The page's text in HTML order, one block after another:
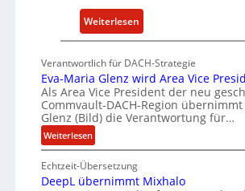
e
t
w
i
c
k
e
R
Weiterlesen
P
W
-
U
n
e
Verantwortlich für DACH-Strategie
Eva-Maria Glenz wird Area Vice
Als Area Vice President der neu
Commvault-DACH-Region
Glenz (Bild) die Verantwortung für…
Weiterlesen:
E
v
a
Echtzeit-Übersetzung
DeepL übernimmt Mixhalo